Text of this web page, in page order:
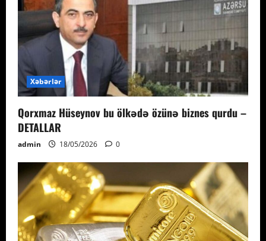
Xəbərlər
Qorxmaz Hüseynov bu ölkədə özünə biznes qurdu –
DETALLAR
admin 18/05/2026 0